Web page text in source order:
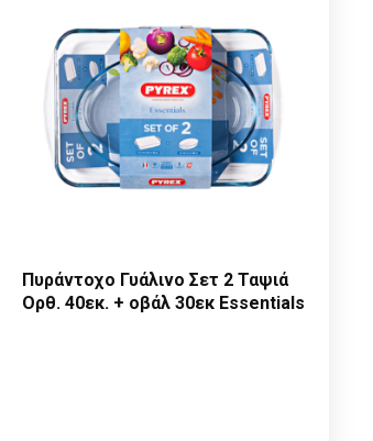
Πυράντοχο Γυάλινο Σετ 2 Ταψιά
Ορθ. 40εκ. + οβάλ 30εκ Essentials